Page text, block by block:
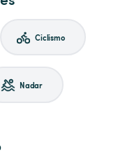
Ciclismo
Nadar